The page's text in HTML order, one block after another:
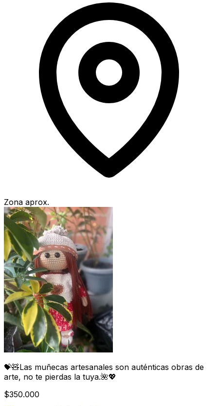
Zona aprox.
💝🧸Las muñecas artesanales son auténticas obras de
arte, no te pierdas la tuya.🌺💖
$350.000